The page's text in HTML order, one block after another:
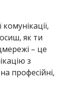
як ти
– це
з
професійні,